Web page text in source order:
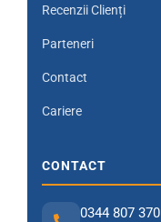
Recenzii Clienți
Parteneri
Contact
Cariere
CONTACT
0344 807 370